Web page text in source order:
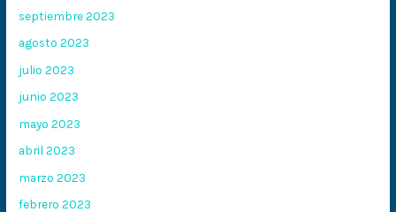
septiembre 2023
agosto 2023
julio 2023
junio 2023
mayo 2023
abril 2023
marzo 2023
febrero 2023